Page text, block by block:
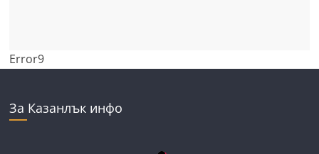
Error9
За Казанлък инфо